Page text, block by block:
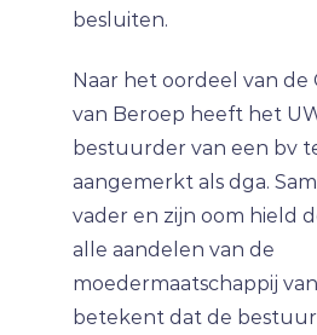
besluiten.
Naar het oordeel van de
van Beroep heeft het
bestuurder van een bv
aangemerkt als dga.
vader en zijn oom hield
alle aandelen van de
moedermaatschappij
betekent dat de